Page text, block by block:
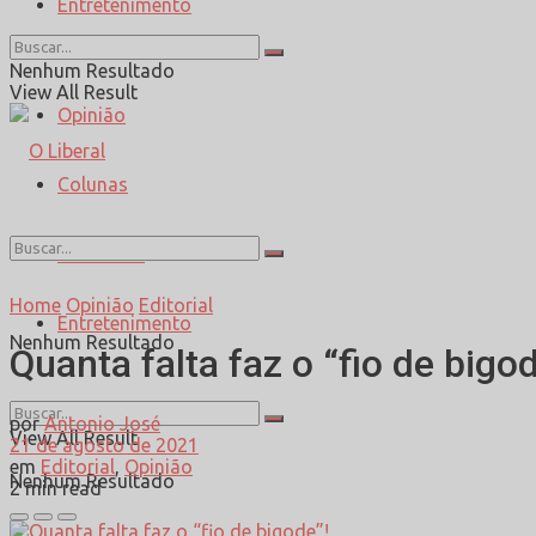
Esporte
Opinião
Colunas
Entrevista
Entretenimento
Nenhum Resultado
Entretenimento
Nenhum Resultado
View All Result
Nenhum Resultado
View All Result
Home Opinião Editorial
Quanta falta faz o “fio de
por Antonio José
21 de agosto de 2021
em Editorial, Opinião
2 min read